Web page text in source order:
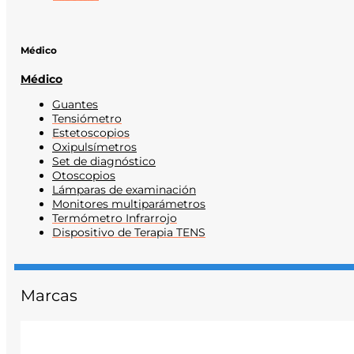
Médico
Médico
Guantes
Tensiómetro
Estetoscopios
Oxipulsímetros
Set de diagnóstico
Otoscopios
Lámparas de examinación
Monitores multiparámetros
Termómetro Infrarrojo
Dispositivo de Terapia TENS
Marcas